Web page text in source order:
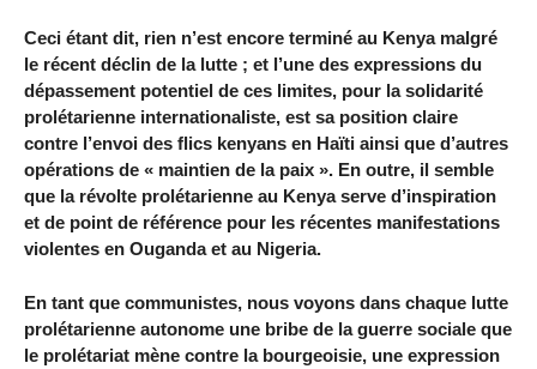
Ceci étant dit, rien n’est encore terminé au Kenya malgré
le récent déclin de la lutte ; et l’une des expressions du
dépassement potentiel de ces limites, pour la solidarité
prolétarienne internationaliste, est sa position claire
contre l’envoi des flics kenyans en Haïti ainsi que d’autres
opérations de « maintien de la paix ». En outre, il semble
que la révolte prolétarienne au Kenya serve d’inspiration
et de point de référence pour les récentes manifestations
violentes en Ouganda et au Nigeria.
En tant que communistes, nous voyons dans chaque lutte
prolétarienne autonome une bribe de la guerre sociale que
le prolétariat mène contre la bourgeoisie, une expression